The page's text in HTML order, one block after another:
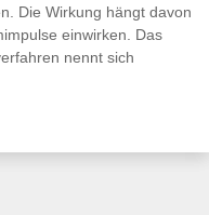
Die Wirkung hängt davon
einwirken. Das
nennt sich